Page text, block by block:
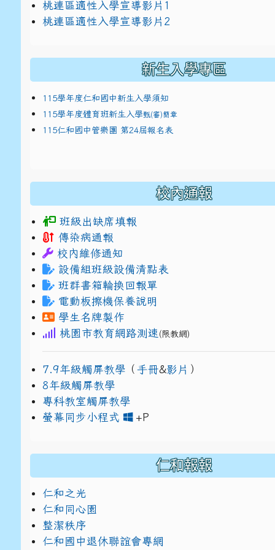
link to https://docs.google.com/
桃連區適性入學宣導影片1
link to https://docs.google.com/
桃連區適性入學宣導影片2
新生入學專區
115學年度仁和國中新生入學須知
115學年度體育班新生入學甄(審)簡章
115仁和國中管樂團 第24屆報名表
校內通報
班級出缺席填報
傳染病通報
校內維修通知
設備組班級設備清點表
班群書箱輪換回報單
電動板擦機保養說明
學生名牌製作
桃園市教育網路測速 (限教網)
7.9年級觸屏教學 （ 手冊&影片 ）
8年級觸屏教學
專科教室觸屏教學
螢幕同步小程式
+Plink to https://
link to https://
仁和報報
仁和之光
仁和同心園
整潔秩序
仁和國中退休聯誼會專網